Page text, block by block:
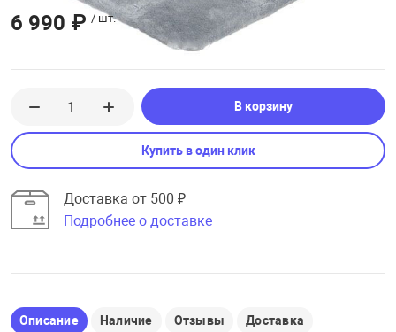
6 990 ₽ / шт.
В корзину
Купить в один клик
Доставка от 500 ₽
Подробнее о доставке
Описание Наличие Отзывы Доставка